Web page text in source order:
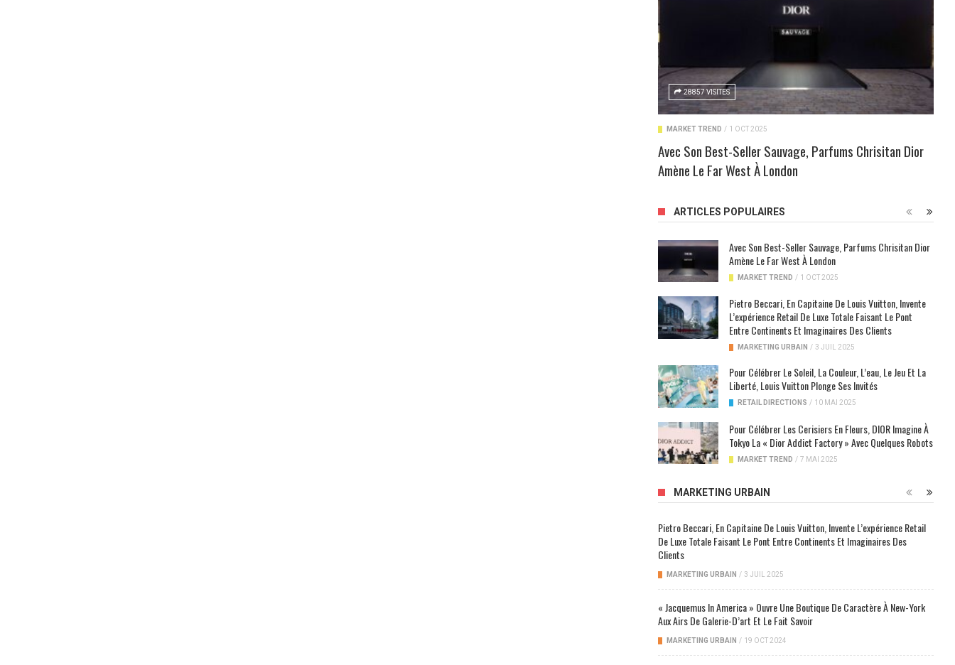
28857 VISITES
MARKET TREND / 1 OCT 2025
Avec Son Best-Seller Sauvage, Parfums Chrisitan Dior
Amène Le Far West À London
ARTICLES POPULAIRES
Avec Son Best-Seller Sauvage, Parfums Chrisitan Dior
Amène Le Far West À London
MARKET TREND / 1 OCT 2025
Pietro Beccari, En Capitaine De Louis Vuitton, Invente
L’expérience Retail De Luxe Totale Faisant Le Pont
Entre Continents Et Imaginaires Des Clients
MARKETING URBAIN / 3 JUIL 2025
Pour Célébrer Le Soleil, La Couleur, L’eau, Le Jeu Et La
Liberté, Louis Vuitton Plonge Ses Invités
RETAIL DIRECTIONS / 10 MAI 2025
Pour Célébrer Les Cerisiers En Fleurs, DIOR Imagine À
Tokyo La « Dior Addict Factory » Avec Quelques Robots
MARKET TREND / 7 MAI 2025
MARKETING URBAIN
Pietro Beccari, En Capitaine De Louis Vuitton, Invente L’expérience Retail
De Luxe Totale Faisant Le Pont Entre Continents Et Imaginaires Des
Clients
MARKETING URBAIN / 3 JUIL 2025
« Jacquemus In America » Ouvre Une Boutique De Caractère À New-York
Aux Airs De Galerie-D’art Et Le Fait Savoir
MARKETING URBAIN / 19 OCT 2024